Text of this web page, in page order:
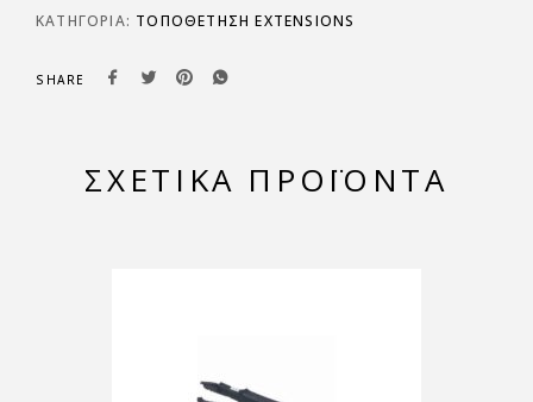
ΚΑΤΗΓΟΡΊΑ: ΤΟΠΟΘΈΤΗΣΗ EXTENSIONS
SHARE
ΣΧΕΤΙΚΆ ΠΡΟΪΌΝΤΑ